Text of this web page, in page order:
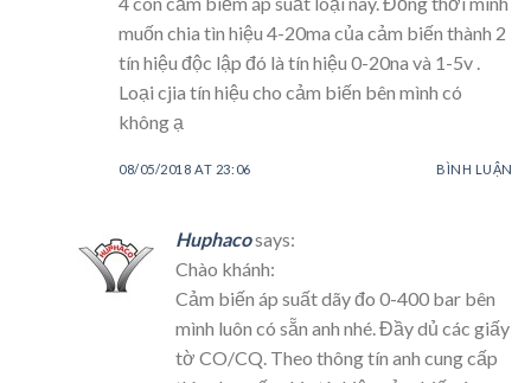
muốn chia tìn hiệu 4-20ma của cảm biến thành 2
tín hiệu độc lập đó là tín hiệu 0-20na và 1-5v .
Loại cjia tín hiệu cho cảm biến bên mình có
không ạ
08/05/2018 AT 23:06 BÌNH LUẬN
Huphacosays:
Chào khánh:
Cảm biến áp suất dãy đo 0-400 bar bên
mình luôn có sẵn anh nhé. Đầy dủ các giấy
tờ CO/CQ. Theo thông tín anh cung cấp